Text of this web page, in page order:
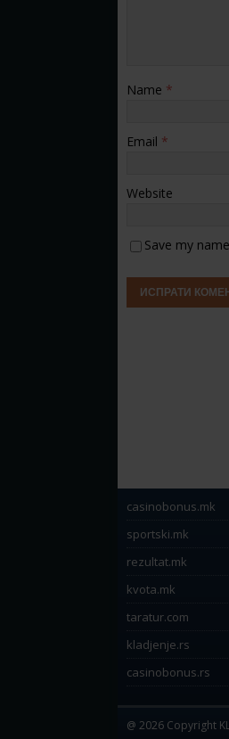
Name *
Email *
Website
Save my
casinobonus.mk
sportski.mk
rezultat.mk
kvota.mk
taratur.com
kladjenje.rs
casinobonus.rs
@ 2026 Copyright